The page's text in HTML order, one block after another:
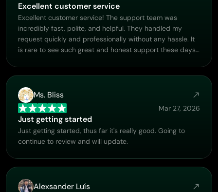
Excellent customer service
Excellent customer service! The support team was
incredibly fast, polite, and helpful. They handled my
request quickly and professionally without any hassle. It
is rare to see such great and honest support these days.
Ms. Bliss
Mar 27, 2026
Just getting started
Just getting started, thus far it's really good. Going to
continue to review and will update.
Alexsander Luís